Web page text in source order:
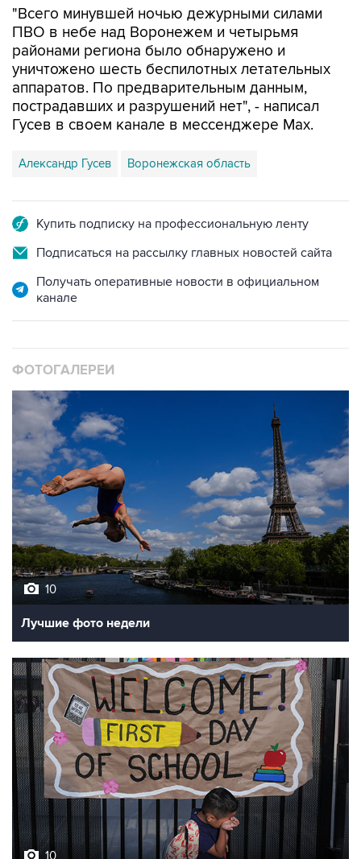
"Всего минувшей ночью дежурными силами
ПВО в небе над Воронежем и четырьмя
районами региона было обнаружено и
уничтожено шесть беспилотных летательных
аппаратов. По предварительным данным,
пострадавших и разрушений нет", - написал
Гусев в своем канале в мессенджере Max.
Александр Гусев Воронежская область
Купить подписку на профессиональную ленту
Подписаться на рассылку главных новостей сайта
Получать оперативные новости в официальном
канале
ФОТОГАЛЕРЕИ
10
Лучшие фото недели